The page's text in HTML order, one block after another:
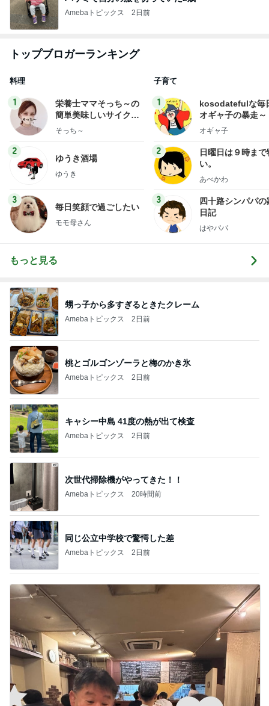
Amebaトピックス 2日前
トップブロガーランキング
料理
1
栄養士ママそっち～の
簡単美味しいサイクル
献立
そっち～
2
ゆうき酒場
ゆうき
3
毎日笑顔で過ごしたい
モモ母さん
子育て
1
kosodatefulな毎
オギャ子の暴走～
オギャ子
2
日曜日は９時まで
い。
あべかわ
3
四十路シンパパの
日記
はやパパ
もっと見る
甥っ子から多すぎるときたクレーム
Amebaトピックス 2日前
桃とゴルゴンゾーラと梅のかき氷
Amebaトピックス 2日前
キャシー中島 41度の熱が出て検査
Amebaトピックス 2日前
次世代掃除機がやってきた！！
Amebaトピックス 20時間前
同じ公立中学校で驚愕した差
Amebaトピックス 2日前